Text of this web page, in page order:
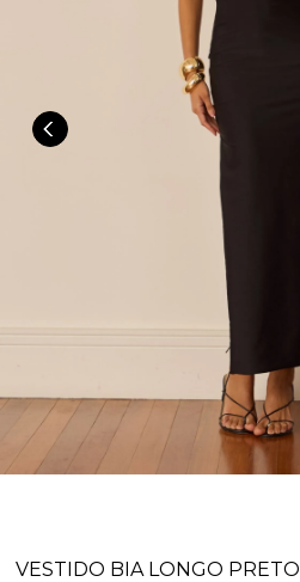
VESTIDO BIA LONGO PRETO